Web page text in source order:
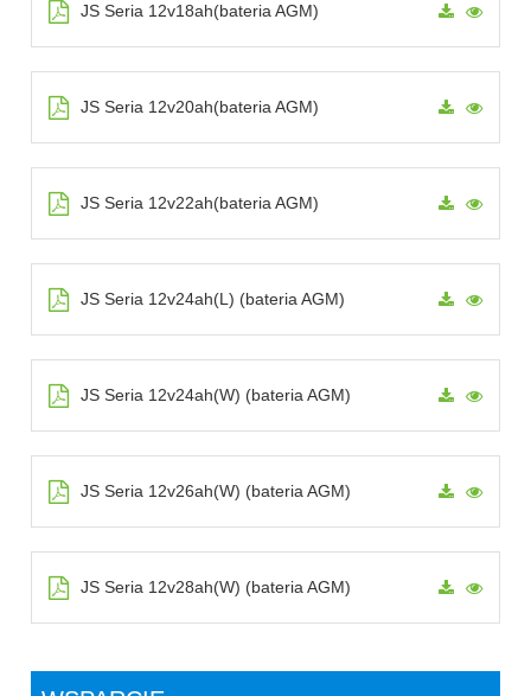
JS Seria 12v18ah(bateria AGM)
JS Seria 12v20ah(bateria AGM)
JS Seria 12v22ah(bateria AGM)
JS Seria 12v24ah(L) (bateria AGM)
JS Seria 12v24ah(W) (bateria AGM)
JS Seria 12v26ah(W) (bateria AGM)
JS Seria 12v28ah(W) (bateria AGM)